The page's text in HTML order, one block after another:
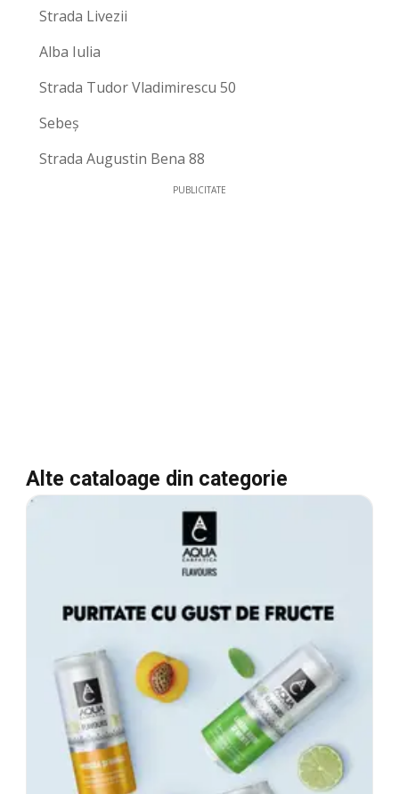
Strada Livezii
Alba Iulia
Strada Tudor Vladimirescu 50
Sebeș
Strada Augustin Bena 88
PUBLICITATE
Alte cataloage din categorie